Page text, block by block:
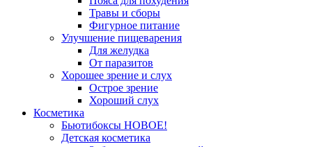
Травы и сборы
Фигурное питание
Улучшение пищеварения
Для желудка
От паразитов
Хорошее зрение и слух
Острое зрение
Хороший слух
Косметика
Бьютибоксы НОВОЕ!
Детская косметика